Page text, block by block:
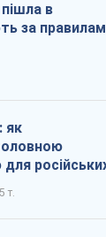
пішла в
за
як
т.